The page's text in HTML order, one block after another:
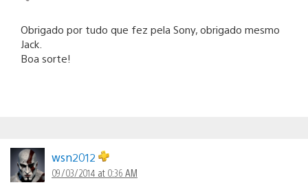
Obrigado por tudo que fez pela Sony, obrigado mesmo
Jack.
Boa sorte!
wsn2012
09/03/2014 at 0:36 AM